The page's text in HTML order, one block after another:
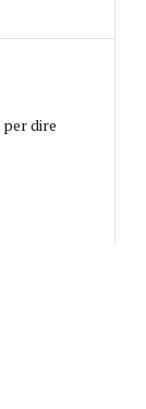
dire